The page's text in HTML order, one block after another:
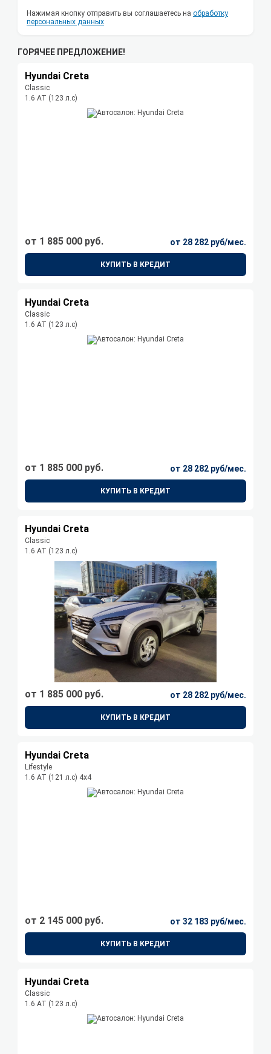
Нажимая кнопку отправить вы соглашаетесь на обработку
персональных данных
ГОРЯЧЕЕ ПРЕДЛОЖЕНИЕ!
Hyundai Creta
Classic
1.6 АТ (123 л.с)
от 1 885 000 руб. от 28 282 руб/мес.
КУПИТЬ В КРЕДИТ
Hyundai Creta
Classic
1.6 АТ (123 л.с)
от 1 885 000 руб. от 28 282 руб/мес.
КУПИТЬ В КРЕДИТ
Hyundai Creta
Classic
1.6 АТ (123 л.с)
от 1 885 000 руб. от 28 282 руб/мес.
КУПИТЬ В КРЕДИТ
Hyundai Creta
Lifestyle
1.6 АТ (121 л.с) 4х4
от 2 145 000 руб. от 32 183 руб/мес.
КУПИТЬ В КРЕДИТ
Hyundai Creta
Classic
1.6 АТ (123 л.с)